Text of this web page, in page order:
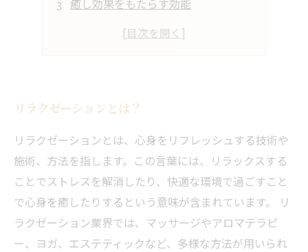
癒し効果をもたらす効能
リラックスするための環境づくり
リラクゼーションとは？
リラクゼーションとは、心身をリフレッシュする技術や
施術、方法を指します。この言葉には、リラックスする
ことでストレスを解消したり、快適な環境で過ごすこと
で心身を癒したりするという意味が含まれています。 リ
ラクゼーション業界では、マッサージやアロマテラピ
ー、ヨガ、エステティックなど、多様な方法が用いられ